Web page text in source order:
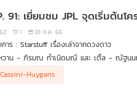
91: เยี่ยมชม JPL จุดเริ่มต้นโ
62 1 01 ก.ค. 66
รายการ : Starstuff เรื่องเล่าจากดวงดาว
วาน - ภิรมณ กำเนิดมณี และ เติ้ล - ณัฐนนท์
และอื่น ๆ อีกมากมาย
Cassini-Huygens